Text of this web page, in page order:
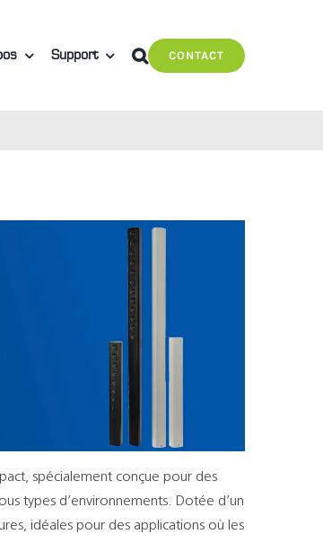
Support CONTACT
spécialement conçue pour des
types d’environnements. Dotée d’un
idéales pour des applications où les